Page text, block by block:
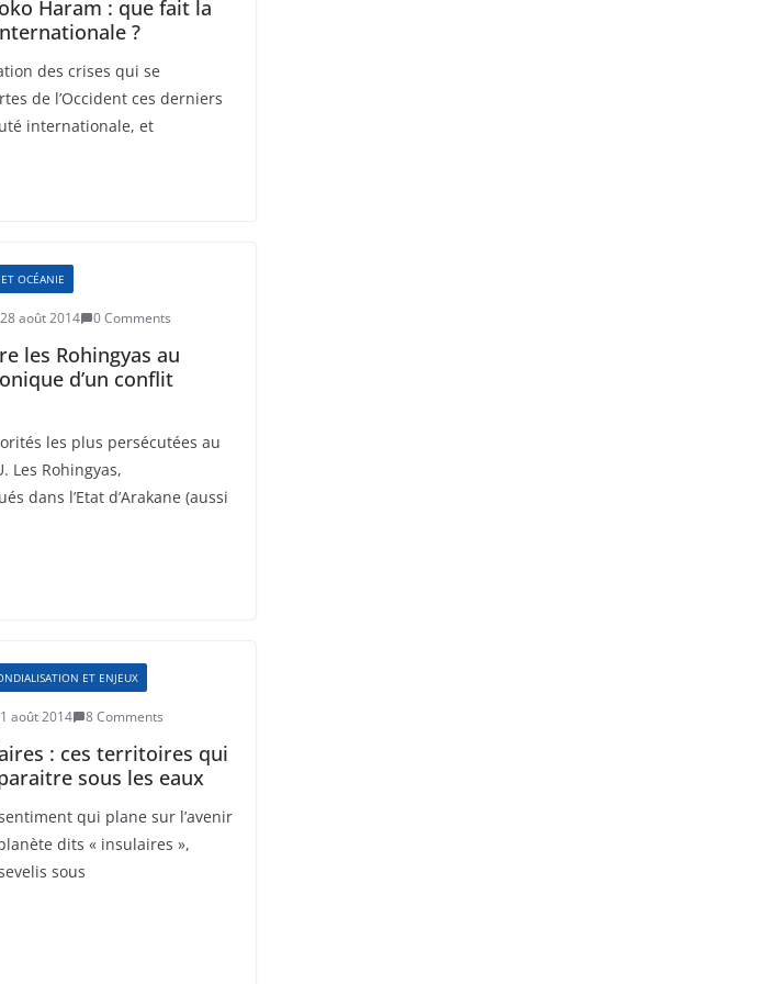
Haram : que fait la
?
des crises qui se
de l’Occident ces derniers
internationale, et
OCÉANIE
28 août 2014 0 Comments
les Rohingyas au
d’un conflit
les plus persécutées au
Les Rohingyas,
dans l’Etat d’Arakane (aussi
ET ENJEUX
1 août 2014 8 Comments
: ces territoires qui
sous les eaux
sentiment qui plane sur l’avenir
dits « insulaires »,
sous